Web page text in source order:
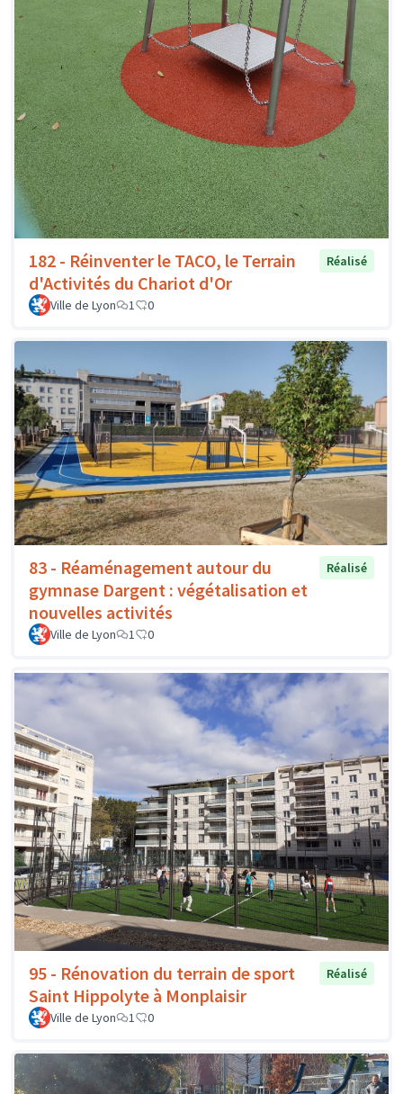
182 - Réinventer le TACO, le Terrain
d'Activités du Chariot d'Or
Réalisé
Ville de Lyon 1 0
83 - Réaménagement autour du
gymnase Dargent : végétalisation et
nouvelles activités
Réalisé
Ville de Lyon 1 0
95 - Rénovation du terrain de sport
Saint Hippolyte à Monplaisir
Réalisé
Ville de Lyon 1 0